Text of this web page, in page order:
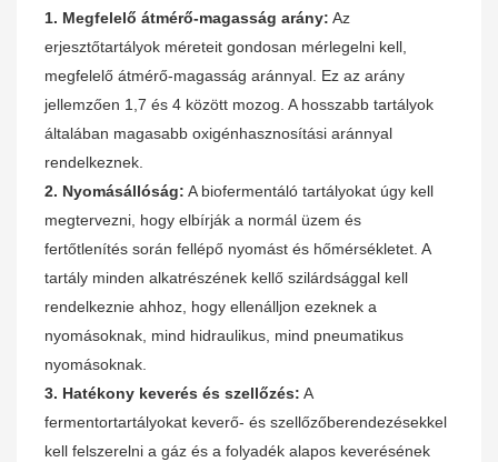
1. Megfelelő átmérő-magasság arány: Az
erjesztőtartályok méreteit gondosan mérlegelni kell,
megfelelő átmérő-magasság aránnyal. Ez az arány
jellemzően 1,7 és 4 között mozog. A hosszabb tartályok
általában magasabb oxigénhasznosítási aránnyal
rendelkeznek.
2. Nyomásállóság: A biofermentáló tartályokat úgy kell
megtervezni, hogy elbírják a normál üzem és
fertőtlenítés során fellépő nyomást és hőmérsékletet. A
tartály minden alkatrészének kellő szilárdsággal kell
rendelkeznie ahhoz, hogy ellenálljon ezeknek a
nyomásoknak, mind hidraulikus, mind pneumatikus
nyomásoknak.
3. Hatékony keverés és szellőzés: A
fermentortartályokat keverő- és szellőzőberendezésekkel
kell felszerelni a gáz és a folyadék alapos keverésének